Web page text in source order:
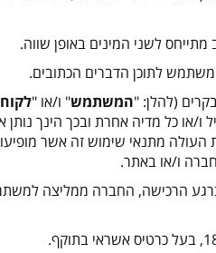
המשתמש" ו/או "לקוח
ו/או כל מדיה אחרת ובכך הינך
העולה מתנאי שימוש זה אשר
ו/או באתר.
הרכישה, החברה ממליצה